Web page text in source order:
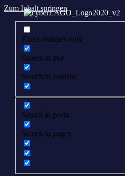
Zum Inhalt springen
Exact matches only
Search in title
Search in content
Search in posts
Search in pages